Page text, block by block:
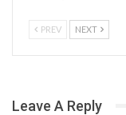
PREV NEXT
Leave A Reply